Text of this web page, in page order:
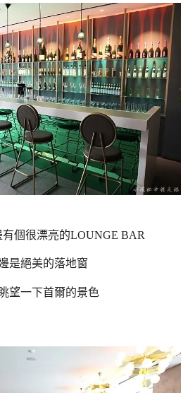
個很漂亮的LOUNGE BAR
是絕美的落地窗
望一下首爾的景色